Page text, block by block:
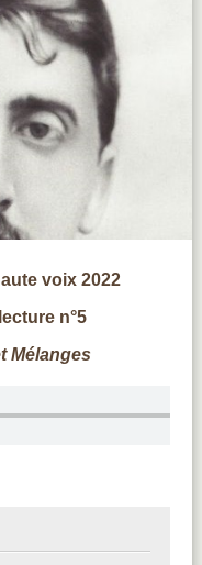
voix 2022
n°5
Mélanges